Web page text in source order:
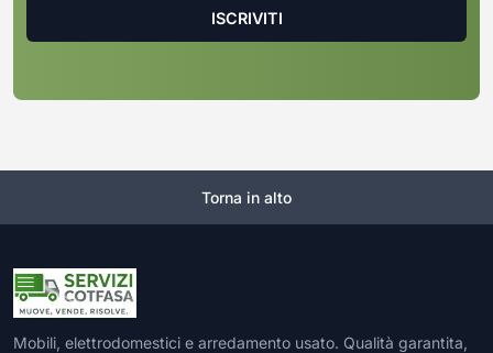
Torna in alto
Mobili, elettrodomestici e arredamento usato. Qualità garantita,